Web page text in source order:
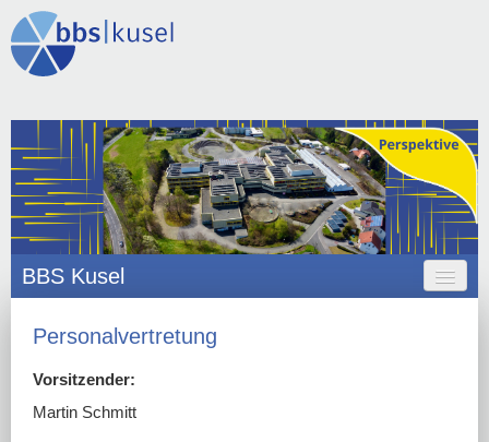
BBS Kusel
ORGANISATION
Personalvertretung
Vorsitzender:
Martin Schmitt